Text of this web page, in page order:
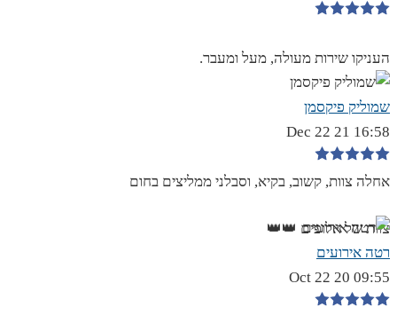
העניקו שירות מעולה, מעל ומעבר.
שמוליק פיקסמן
16:58 21 Dec 22
אחלה צוות, קשוב, בקיא, וסבלני ממליצים בחום
צוות של אלופים 👑👑
רטה אירועים
09:55 20 Oct 22